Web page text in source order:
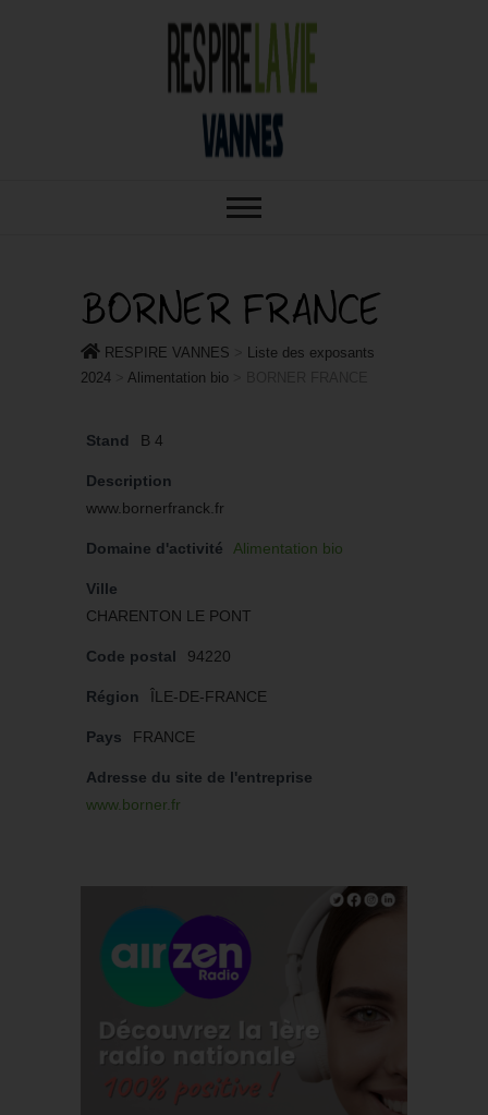
RESPIRE
BIEN-ÊTRE ET HABITAT SAIN À
VANNES
BORNER FRANCE
RESPIRE VANNES
Liste des exposants
2024
Alimentation bio
Stand B 4
Description
www.bornerfranck.fr
Domaine d'activité Alimentation bio
Ville
CHARENTON LE PONT
Code postal 94220
Région ÎLE-DE-FRANCE
Pays FRANCE
Adresse du site de l'entreprise
www.borner.fr